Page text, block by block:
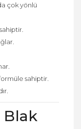
çok yönlü
sahiptir.
Blak